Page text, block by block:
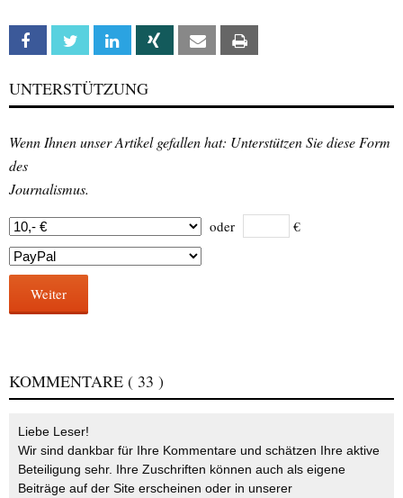
Facebook Twitter Linkedin Xing Email
UNTERSTÜTZUNG
Wenn Ihnen unser Artikel gefallen hat: Unterstützen Sie diese Form
des
Journalismus.
oder €
Weiter
KOMMENTARE ( 33 )
Liebe Leser!
Wir sind dankbar für Ihre Kommentare und schätzen Ihre aktive
Beteiligung sehr. Ihre Zuschriften können auch als eigene
Beiträge auf der Site erscheinen oder in unserer